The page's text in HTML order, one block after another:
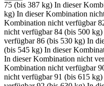
75 (bis 387 kg) In dieser
kg) In dieser Kombination
Kombination nicht verfügbar
nicht verfügbar 84 (bis 500 kg)
verfügbar 86 (bis 530 kg) In
(bis 545 kg) In dieser
In dieser Kombination nicht
Kombination nicht verfügbar
nicht verfügbar 91 (bis 615 kg)